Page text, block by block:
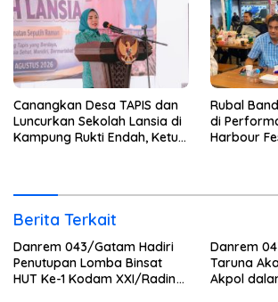
Canangkan Desa TAPIS dan
Luncurkan Sekolah Lansia di
Kampung Rukti Endah, Ketua
Rubal
di
Harbour
Berita Terkait
Danrem 043/Gatam Hadiri
Penutupan Lomba Binsat
HUT Ke-1 Kodam XXI/Radin
Danrem
Taruna
Akpol